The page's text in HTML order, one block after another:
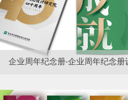
企业周年纪念册-企业周年纪念册